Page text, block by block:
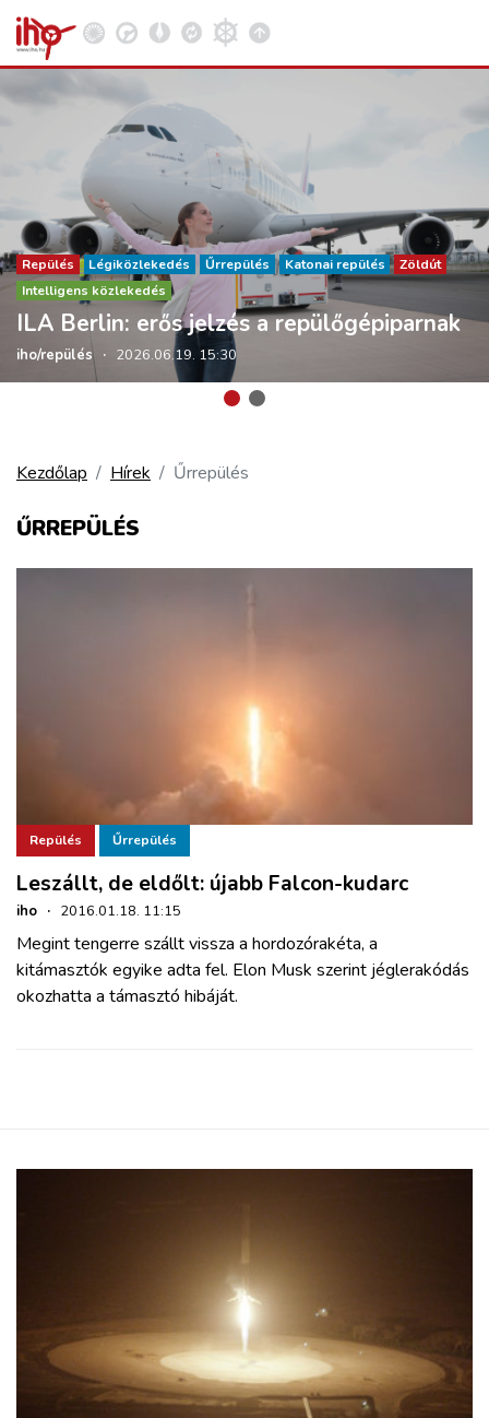
KÖZÚT
REPÜLÉS
KÖZLEKEDÉSFEJLESZTÉS
BELÉPÉS
REGISZTRÁCIÓ
Kosár megtekintése
Repülés Légiközlekedés Űrrepülés Katonai repülés
Zöldút
Intelligens közlekedés
ILA Berlin: erős jelzés a repülőgépiparnak
iho/repülés · 2026.06.19. 15:30
Kezdőlap Hírek Űrrepülés
ŰRREPÜLÉS
Repülés Űrrepülés
Leszállt, de eldőlt: újabb Falcon-kudarc
iho · 2016.01.18. 11:15
Megint tengerre szállt vissza a hordozórakéta, a
kitámasztók egyike adta fel. Elon Musk szerint jéglerakódás
okozhatta a támasztó hibáját.